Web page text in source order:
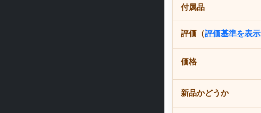
付属品
評価（評価基準を表示
価格
新品かどうか